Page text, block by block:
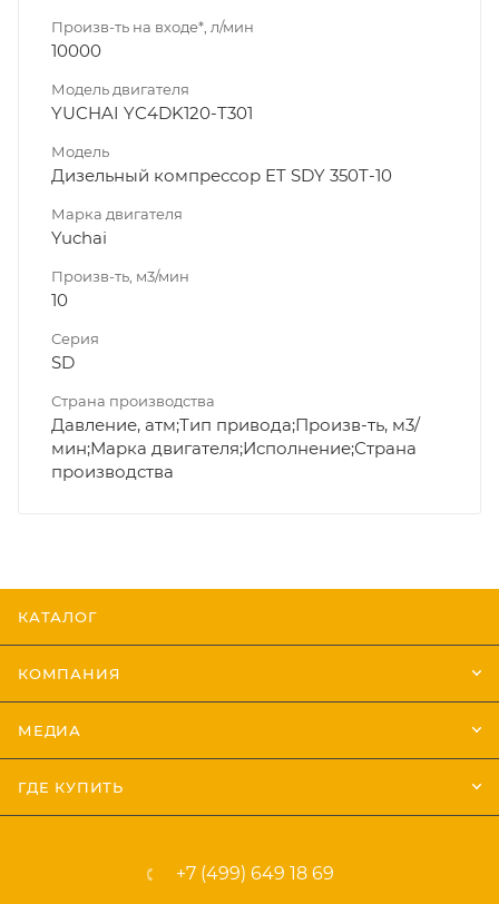
Произв-ть на входе*, л/мин
10000
Модель двигателя
YUCHAI YC4DK120-T301
Модель
Дизельный компрессор ET SDY 350T-10
Марка двигателя
Yuchai
Произв-ть, м3/мин
10
Серия
SD
Страна производства
Давление, атм;Тип привода;Произв-ть, м3/
мин;Марка двигателя;Исполнение;Страна
производства
КАТАЛОГ
КОМПАНИЯ
МЕДИА
ГДЕ КУПИТЬ
+7 (499) 649 18 69